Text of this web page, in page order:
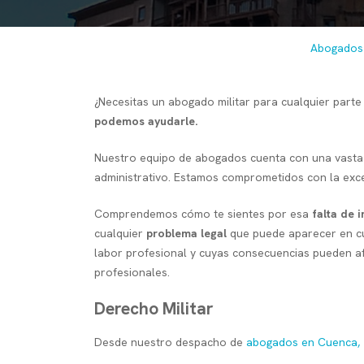
¿Necesitas un abogado militar para cualquier parte
podemos ayudarle.
Nuestro equipo de abogados cuenta con una
administrativo. Estamos comprometidos con la
Comprendemos cómo te sientes por esa falta de
cualquier problema legal que puede aparecer en
labor profesional y cuyas consecuencias pueden
profesionales.
Derecho Militar
Desde nuestro despacho de abogados en